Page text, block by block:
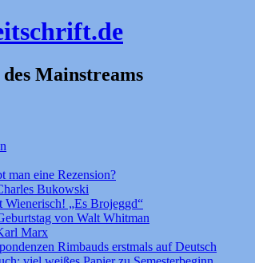
Mainstreams
man eine Rezension?
Bukowski
Wienerisch! „Es Brojeggd“
von Walt Whitman
Marx
Rimbauds erstmals auf Deutsch